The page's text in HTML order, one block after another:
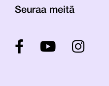
Seuraa meitä